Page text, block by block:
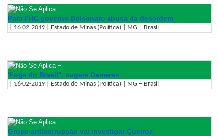
–
Para FHC governo Bolsonaro abusa da desordem
| 16-02-2019 | Estado de Minas (Política) | MG – Brasil
–
'Foge do Brasil", sugere Damares
| 16-02-2019 | Estado de Minas (Política) | MG – Brasil
–
Grupo anticorrupção vai investigar Queiroz